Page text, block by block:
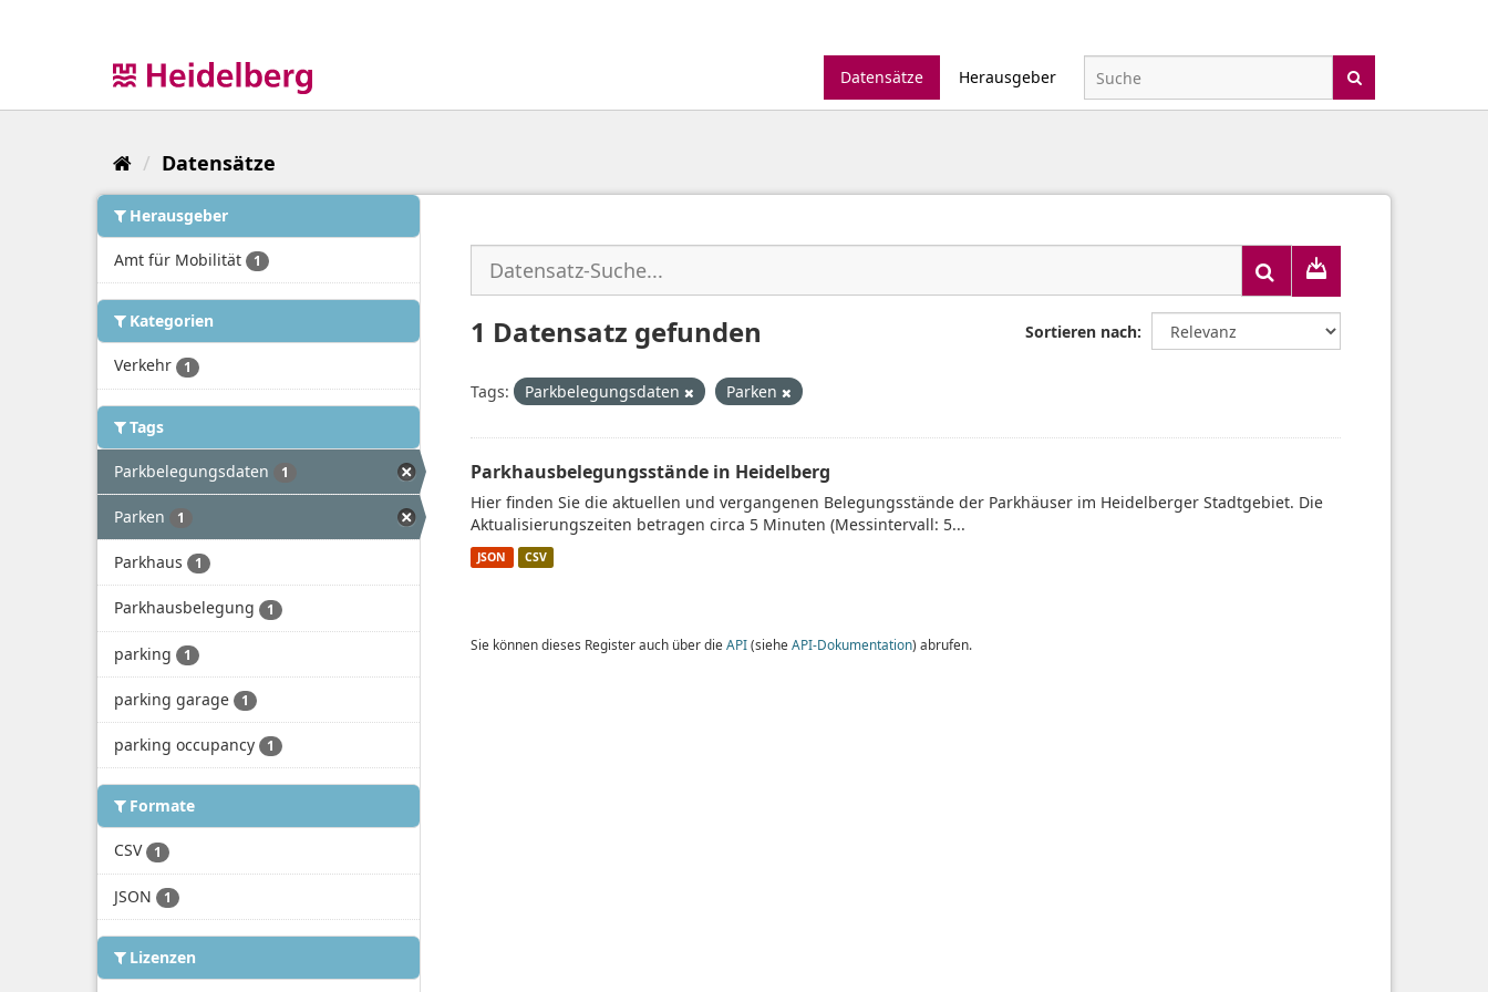
Datensätze
Herausgeber
Datensätze
Herausgeber
Amt für Mobilität 1
Kategorien
Verkehr 1
Tags
Parkbelegungsdaten 1
Parken 1
Parkhaus 1
Parkhausbelegung 1
parking 1
parking garage 1
parking occupancy 1
Formate
CSV 1
JSON 1
Lizenzen
Sortieren nach
1 Datensatz gefunden
Tags: Parkbelegungsdaten Parken
Parkhausbelegungsstände in Heidelberg
Hier finden Sie die aktuellen und vergangenen Belegungsstände der Parkhäuser im Heidelberger Stadtgebiet. Die
Aktualisierungszeiten betragen circa 5 Minuten (Messintervall: 5...
JSON CSV
Sie können dieses Register auch über die API(siehe API-Dokumentation) abrufen.